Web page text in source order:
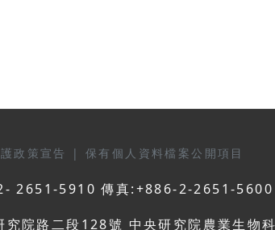
政策宣告 | 保有個人資料檔案公開項目
2651-5910 傳真:+886-2-2651-5600
院路二段128號 中央研究院農業生物